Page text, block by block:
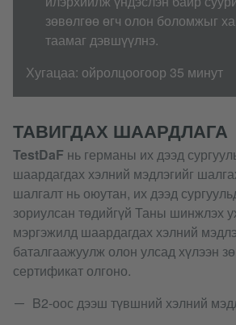
зөвөлгөө өгч олон боломжыг
таамаг дэвшүүлнэ.
Хугацаа: ойролцоогоор 35 минут
ТАВИГДАХ ШААРДЛАГА
TestDaF нь германы их дээд
шаардагдах хэлний мэдлэгийг
шалгалт нь оюутан, их дээд
зориулсан төдийгүй Таны шинжлэх
мэргэжилд шаардагдах хэлний
баталгаажуулж олон улсад хүлээн
сертификат олгоно.
B2-оос дээш түвшний хэлний